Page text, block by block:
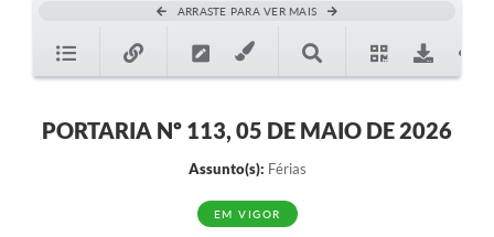
ARRASTE PARA VER MAIS
PORTARIA Nº 113, 05 DE MAIO DE 2026
Assunto(s): Férias
EM VIGOR